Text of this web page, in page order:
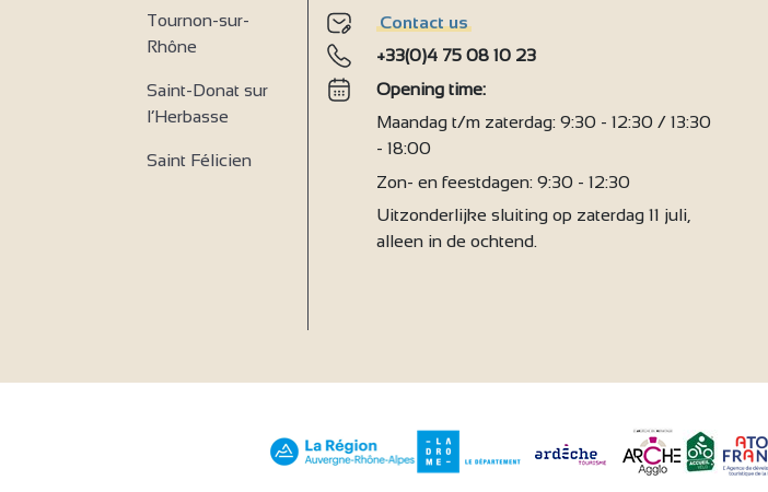
Tournon-sur-
Rhône
Saint-Donat sur
l’Herbasse
Saint Félicien
Contact us
+33(0)4 75 08 10 23
Opening time:
Maandag t/m zaterdag: 9:30 - 12:30 / 13:30
- 18:00
Zon- en feestdagen: 9:30 - 12:30
Uitzonderlijke sluiting op zaterdag 11 juli,
alleen in de ochtend.